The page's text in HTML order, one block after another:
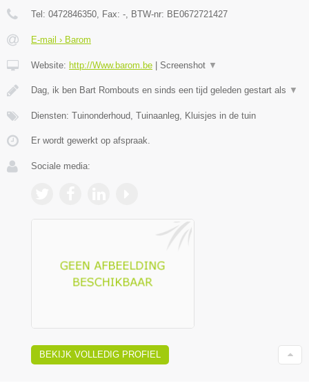
Tel: 0472846350 , Fax: - , BTW-nr: BE0672721427
E-mail › Barom
Website: http://Www.barom.be Screenshot ▼
Dag, ik ben Bart Rombouts en sinds een tijd geleden gestart als ▼
Diensten: Tuinonderhoud, Tuinaanleg, Kluisjes in de tuin
Er wordt gewerkt op afspraak.
Sociale media:
BEKIJK VOLLEDIG PROFIEL